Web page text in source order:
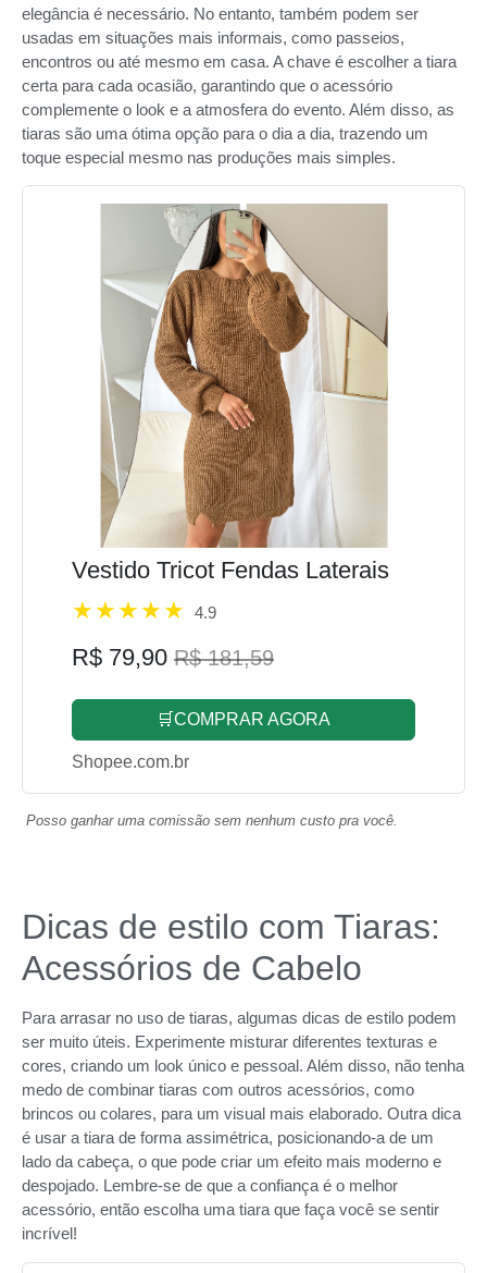
elegância é necessário. No entanto, também podem ser
usadas em situações mais informais, como passeios,
encontros ou até mesmo em casa. A chave é escolher a tiara
certa para cada ocasião, garantindo que o acessório
complemente o look e a atmosfera do evento. Além disso, as
tiaras são uma ótima opção para o dia a dia, trazendo um
toque especial mesmo nas produções mais simples.
Vestido Tricot Fendas Laterais
4.9
R$ 79,90 R$ 181,59
🛒COMPRAR AGORA
Shopee.com.br
Posso ganhar uma comissão sem nenhum custo pra você.
Dicas de estilo com Tiaras:
Acessórios de Cabelo
Para arrasar no uso de tiaras, algumas dicas de estilo podem
ser muito úteis. Experimente misturar diferentes texturas e
cores, criando um look único e pessoal. Além disso, não tenha
medo de combinar tiaras com outros acessórios, como
brincos ou colares, para um visual mais elaborado. Outra dica
é usar a tiara de forma assimétrica, posicionando-a de um
lado da cabeça, o que pode criar um efeito mais moderno e
despojado. Lembre-se de que a confiança é o melhor
acessório, então escolha uma tiara que faça você se sentir
incrível!